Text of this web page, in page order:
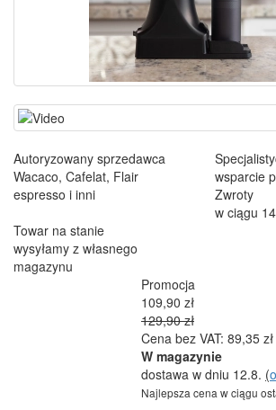
Autoryzowany sprzedawca
Wacaco, Cafelat, Flair
espresso i inni
wsparcie
Zwroty
w ciągu
Towar na stanie
wysyłamy z własnego
magazynu
Promocja
109,90 zł
129,90 zł
Cena bez VAT: 89,35 zł
W magazynie
dostawa w dniu 12.8. (
Najlepsza cena w ciągu